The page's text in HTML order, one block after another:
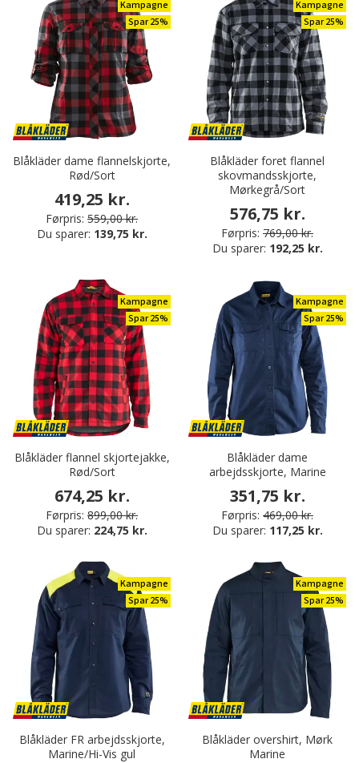
Kampagne
Spar 25%
Blåkläder dame flannelskjorte,
Rød/Sort
419,25 kr.
Førpris: 559,00 kr.
Du sparer: 139,75 kr.
Kampagne
Spar 25%
Blåkläder foret flannel
skovmandsskjorte,
Mørkegrå/Sort
576,75 kr.
Førpris: 769,00 kr.
Du sparer: 192,25 kr.
Kampagne
Spar 25%
Blåkläder flannel skjortejakke,
Rød/Sort
674,25 kr.
Førpris: 899,00 kr.
Du sparer: 224,75 kr.
Kampagne
Spar 25%
Blåkläder dame
arbejdsskjorte, Marine
351,75 kr.
Førpris: 469,00 kr.
Du sparer: 117,25 kr.
Kampagne
Spar 25%
Blåkläder FR arbejdsskjorte,
Marine/Hi-Vis gul
Kampagne
Spar 25%
Blåkläder overshirt, Mørk
Marine